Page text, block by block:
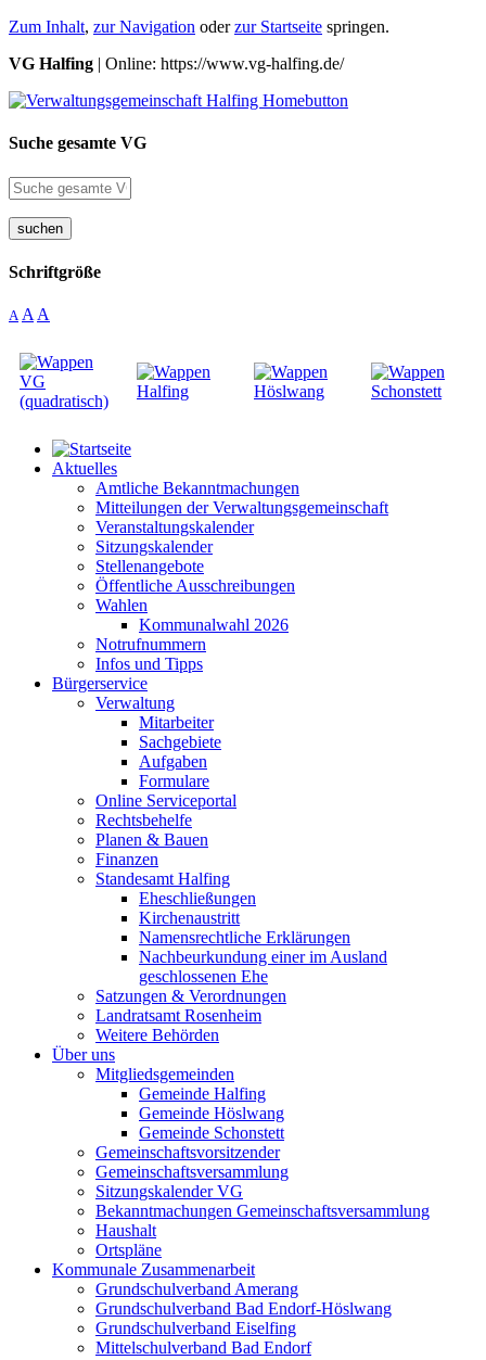
Zum Inhalt, zur Navigation oderzur Startseite springen.
VG Halfing | Online: https://www.vg-halfing.de/
Suche gesamte VG
suchen
Schriftgröße
A A A
Aktuelles
Amtliche Bekanntmachungen
Mitteilungen der Verwaltungsgemeinschaft
Veranstaltungskalender
Sitzungskalender
Stellenangebote
Öffentliche Ausschreibungen
Wahlen
Kommunalwahl 2026
Notrufnummern
Infos und Tipps
Bürgerservice
Verwaltung
Mitarbeiter
Sachgebiete
Aufgaben
Formulare
Online Serviceportal
Rechtsbehelfe
Planen & Bauen
Finanzen
Standesamt Halfing
Eheschließungen
Kirchenaustritt
Namensrechtliche Erklärungen
Nachbeurkundung einer im Ausland
geschlossenen Ehe
Satzungen & Verordnungen
Landratsamt Rosenheim
Weitere Behörden
Über uns
Mitgliedsgemeinden
Gemeinde Halfing
Gemeinde Höslwang
Gemeinde Schonstett
Gemeinschaftsvorsitzender
Gemeinschaftsversammlung
Sitzungskalender VG
Bekanntmachungen Gemeinschaftsversammlung
Haushalt
Ortspläne
Kommunale Zusammenarbeit
Grundschulverband Amerang
Grundschulverband Bad Endorf-Höslwang
Grundschulverband Eiselfing
Mittelschulverband Bad Endorf